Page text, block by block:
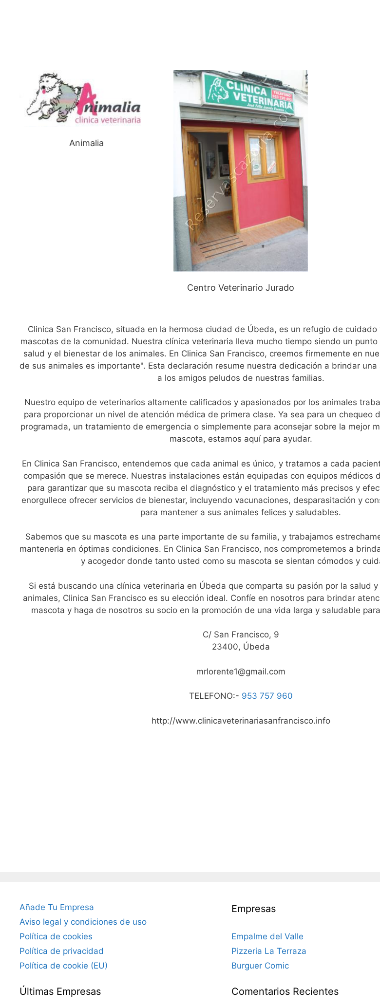
Animalia
Centro Veterinario Jurado
Clinica San Francisco, situada en la hermosa ciudad de Úbeda, es un refugio de cuidado
mascotas de la comunidad. Nuestra clínica veterinaria lleva mucho tiempo siendo un
salud y el bienestar de los animales. En Clinica San Francisco, creemos firmemente en
de sus animales es importante". Esta declaración resume nuestra dedicación a brindar una
a los amigos peludos de nuestras familias.
Nuestro equipo de veterinarios altamente calificados y apasionados por los animales
para proporcionar un nivel de atención médica de primera clase. Ya sea para un chequeo
programada, un tratamiento de emergencia o simplemente para aconsejar sobre la mejor
mascota, estamos aquí para ayudar.
En Clinica San Francisco, entendemos que cada animal es único, y tratamos a cada
compasión que se merece. Nuestras instalaciones están equipadas con equipos médicos
para garantizar que su mascota reciba el diagnóstico y el tratamiento más precisos y
enorgullece ofrecer servicios de bienestar, incluyendo vacunaciones, desparasitación y
para mantener a sus animales felices y saludables.
Sabemos que su mascota es una parte importante de su familia, y trabajamos
mantenerla en óptimas condiciones. En Clinica San Francisco, nos comprometemos a
y acogedor donde tanto usted como su mascota se sientan cómodos y
Si está buscando una clínica veterinaria en Úbeda que comparta su pasión por la salud
animales, Clinica San Francisco es su elección ideal. Confíe en nosotros para brindar
mascota y haga de nosotros su socio en la promoción de una vida larga y saludable
C/ San Francisco, 9
23400, Úbeda
mrlorente1@gmail.com
TELEFONO:- 953 757 960
http://www.clinicaveterinariasanfrancisco.info
Añade Tu Empresa
Aviso legal y condiciones de uso
Política de cookies
Política de privacidad
Política de cookie (EU)
Últimas Empresas
Empresas
Empalme del Valle
Pizzeria La Terraza
Burguer Comic
Comentarios Recientes